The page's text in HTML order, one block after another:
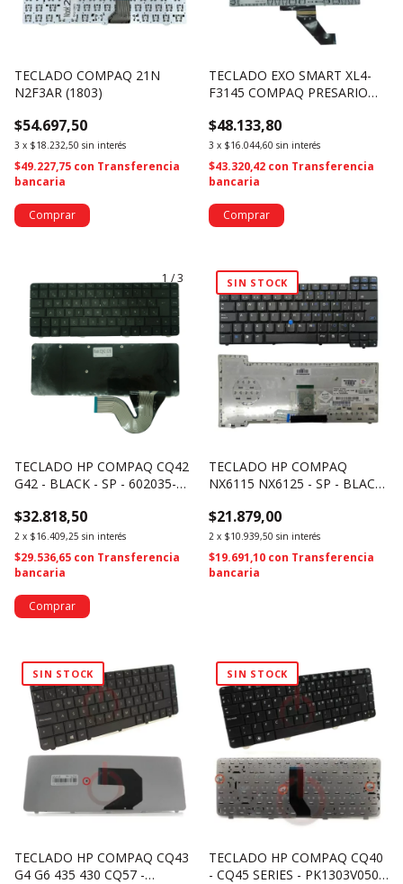
TECLADO COMPAQ 21N
N2F3AR (1803)
$54.697,50
3 x $18.232,50 sin interés
$49.227,75 con Transferencia
bancaria
TECLADO EXO SMART XL4-
F3145 COMPAQ PRESARIO
$48.133,80
3 x $16.044,60 sin interés
$43.320,42 con Transferencia
bancaria
1 /3
TECLADO HP COMPAQ CQ42
G42 - BLACK - SP - 602035-
$32.818,50
2 x $16.409,25 sin interés
$29.536,65 con Transferencia
bancaria
SIN STOCK
TECLADO HP COMPAQ
NX6115 NX6125 - SP - BLACK
$21.879,00
2 x $10.939,50 sin interés
$19.691,10 con Transferencia
bancaria
SIN STOCK
TECLADO HP COMPAQ CQ43
G4 G6 435 430 CQ57 -
SIN STOCK
TECLADO HP COMPAQ CQ40
- CQ45 SERIES - PK1303V0500